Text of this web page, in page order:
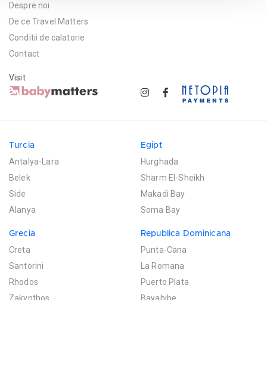
Despre noi
De ce Travel Matters
Conditii de calatorie
Contact
Visit
Turcia
Antalya-Lara
Belek
Side
Alanya
Egipt
Hurghada
Sharm El-Sheikh
Makadi Bay
Soma Bay
Grecia
Creta
Santorini
Rhodos
Zakynthos
Republica Dominicana
Punta-Cana
La Romana
Puerto Plata
Bayahibe